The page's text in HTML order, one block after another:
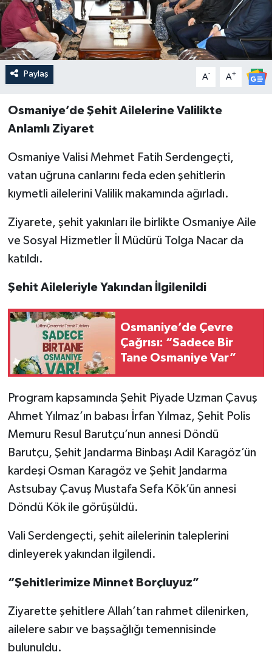
Paylaş A- A+
Osmaniye’de Şehit Ailelerine Valilikte
Anlamlı Ziyaret
Osmaniye Valisi Mehmet Fatih Serdengeçti,
vatan uğruna canlarını feda eden şehitlerin
kıymetli ailelerini Valilik makamında ağırladı.
Ziyarete, şehit yakınları ile birlikte Osmaniye Aile
ve Sosyal Hizmetler İl Müdürü Tolga Nacar da
katıldı.
Şehit Aileleriyle Yakından İlgilenildi
Osmaniye’de Çevre
Çağrısı: “Sadece Bir
Tane Osmaniye Var”
Program kapsamında Şehit Piyade Uzman Çavuş
Ahmet Yılmaz’ın babası İrfan Yılmaz, Şehit Polis
Memuru Resul Barutçu’nun annesi Döndü
Barutçu, Şehit Jandarma Binbaşı Adil Karagöz’ün
kardeşi Osman Karagöz ve Şehit Jandarma
Astsubay Çavuş Mustafa Sefa Kök’ün annesi
Döndü Kök ile görüşüldü.
Vali Serdengeçti, şehit ailelerinin taleplerini
dinleyerek yakından ilgilendi.
“Şehitlerimize Minnet Borçluyuz”
Ziyarette şehitlere Allah’tan rahmet dilenirken,
ailelere sabır ve başsağlığı temennisinde
bulunuldu.